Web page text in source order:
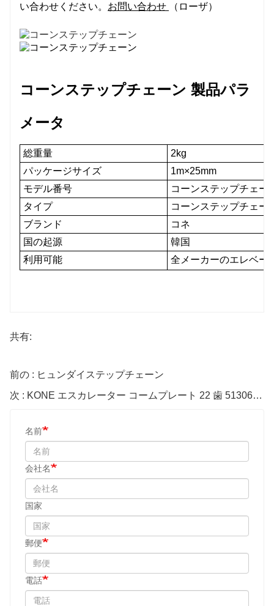
い合わせください。 お問い合わせ （ローザ）
コーンステップチェーン 製品パラ
メータ
総重量
2kg
パッケージサイズ
1m×25mm
モデル番号
コーンステップチェー
タイプ
コーンステップチェー
ブランド
コネ
国の起源
韓国
利用可能
全メーカーのエレベー
共有:
前の : ヒュンダイステップチェーン
次 : KONE エスカレーター コームプレート 22 歯 5130669D10
名前
会社名
国家
郵便
電話